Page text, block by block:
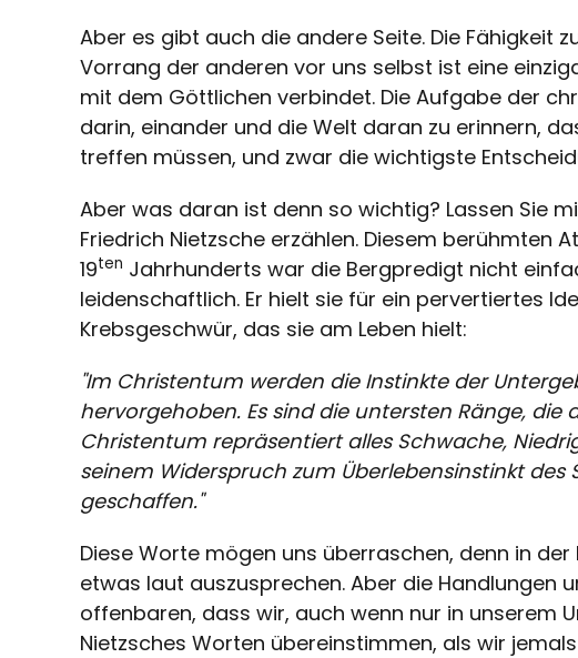
Aber es gibt auch die andere Seite. Die Fähigkeit
Vorrang der anderen vor uns selbst ist eine
mit dem Göttlichen verbindet. Die Aufgabe der
darin, einander und die Welt daran zu erinnern,
treffen müssen, und zwar die wichtigste
Aber was daran ist denn so wichtig? Lassen Sie
Friedrich Nietzsche erzählen. Diesem berühmten
19ten Jahrhunderts war die Bergpredigt nicht
leidenschaftlich. Er hielt sie für ein pervertiertes
Krebsgeschwür, das sie am Leben hielt:
"Im Christentum werden die Instinkte der
hervorgehoben. Es sind die untersten Ränge, die
Christentum repräsentiert alles Schwache,
seinem Widerspruch zum Überlebensinstinkt des
geschaffen."
Diese Worte mögen uns überraschen, denn in
etwas laut auszusprechen. Aber die Handlungen
offenbaren, dass wir, auch wenn nur in unserem
Nietzsches Worten übereinstimmen, als wir